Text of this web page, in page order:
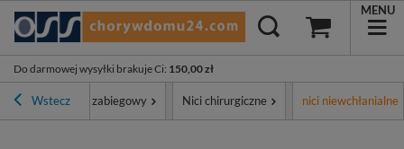
Do darmowej wysyłki brakuje Ci: 150,00 zł
MENU
WsteczSprzęt zabiegowy Nici chirurgiczne nici niewchłanialne